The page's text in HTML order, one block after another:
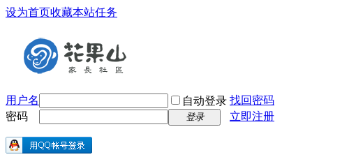
设为首页收藏本站任务
用户名 自动登录 找回密码
密码
登录 立即注册